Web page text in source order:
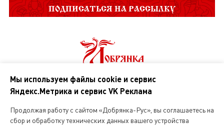
ПОДПИСАТЬСЯ НА РАССЫЛКУ
О нас
Мы используем файлы cookie и сервис
Яндекс.Метрика и сервис VK Реклама
Продолжая работу с сайтом «Добрянка-Рус», вы соглашаетесь на
сбор и обработку технических данных вашего устройства